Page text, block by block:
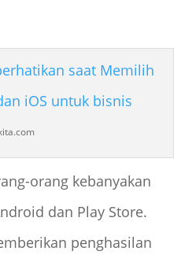
orang kebanyakan
dan Play Store.
penghasilan